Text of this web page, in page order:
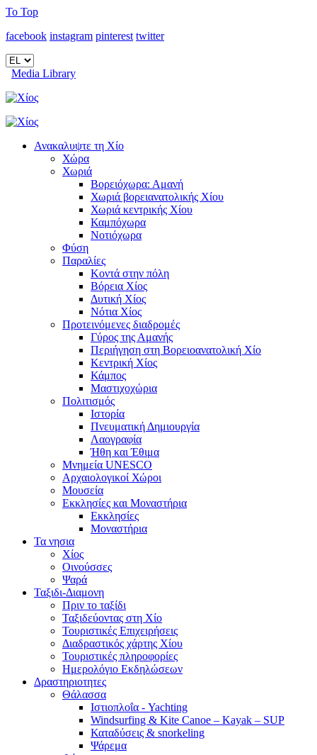
To Top
facebook instagram pinterest twitter
Media Library
Ανακαλυψτε τη Χίο
Χώρα
Χωριά
Βορειόχωρα: Αμανή
Χωριά βορειανατολικής Χίου
Χωριά κεντρικής Χίου
Καμπόχωρα
Νοτιόχωρα
Φύση
Παραλίες
Κοντά στην πόλη
Βόρεια Χίος
Δυτική Χίος
Νότια Χίος
Προτεινόμενες διαδρομές
Γύρος της Αμανής
Περιήγηση στη Βορειοανατολική Χίο
Κεντρική Χίος
Κάμπος
Μαστιχοχώρια
Πολιτισμός
Ιστορία
Πνευματική Δημιουργία
Λαογραφία
Ήθη και Έθιμα
Μνημεία UNESCO
Αρχαιολογικοί Χώροι
Μουσεία
Εκκλησίες και Μοναστήρια
Εκκλησίες
Μοναστήρια
Τα νησια
Χίος
Οινούσσες
Ψαρά
Ταξιδι-Διαμονη
Πριν το ταξίδι
Ταξιδεύοντας στη Χίο
Τουριστικές Επιχειρήσεις
Διαδραστικός χάρτης Χίου
Τουριστικές πληροφορίες
Ημερολόγιο Εκδηλώσεων
Δραστηριοτητες
Θάλασσα
Ιστιοπλοΐα - Yachting
Windsurfing & Kite Canoe – Kayak – SUP
Καταδύσεις & snorkeling
Ψάρεμα